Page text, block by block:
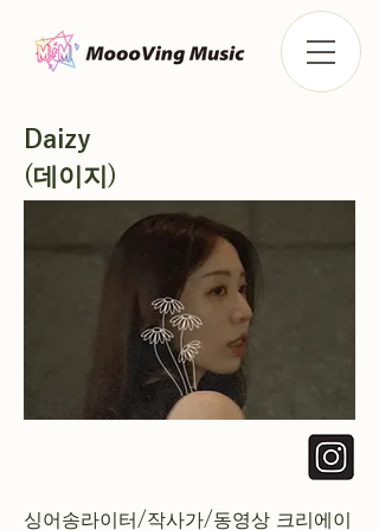
싱어송라이터/작사가/동영상 크리에이
Daizy
(데이지)